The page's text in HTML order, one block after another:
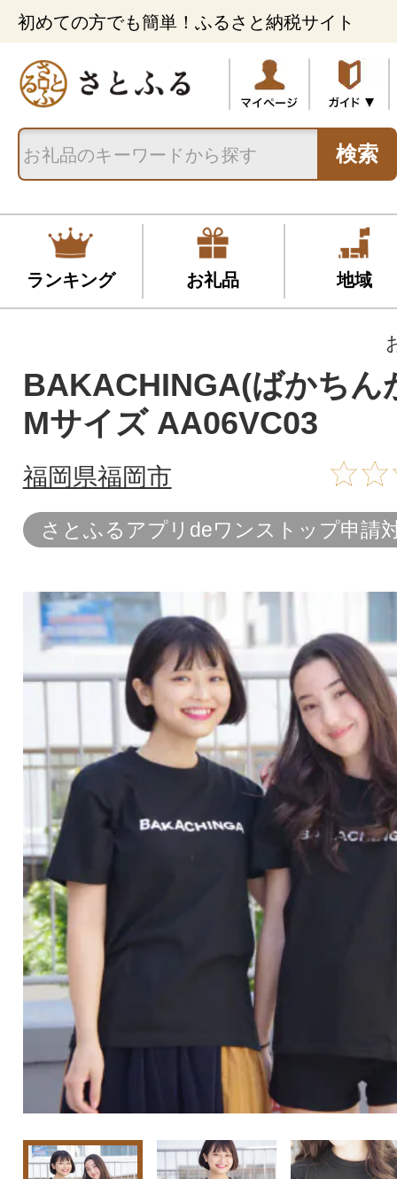
初めての方でも簡単！ふるさと納税サイト
検索
ランキング お礼品 地域
BAKACHINGA(ばかちん
Mサイズ AA06VC03
福岡県福岡市
さとふるアプリdeワンストップ申請